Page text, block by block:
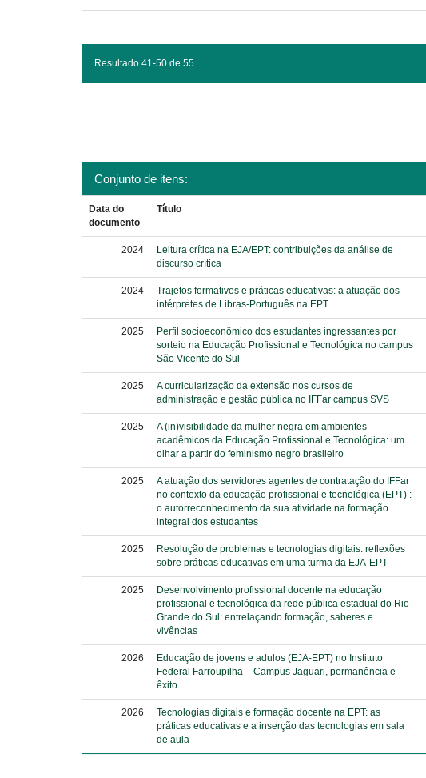
Resultado 41-50 de 55.
Conjunto de itens:
Data do
documento
Título
2024
Leitura crítica na EJA/EPT: contribuições da análise de
discurso crítica
2024
Trajetos formativos e práticas educativas: a atuação dos
intérpretes de Libras-Português na EPT
2025
Perfil socioeconômico dos estudantes ingressantes por
sorteio na Educação Profissional e Tecnológica no campus
São Vicente do Sul
2025
A curricularização da extensão nos cursos de
administração e gestão pública no IFFar campus SVS
2025
A (in)visibilidade da mulher negra em ambientes
acadêmicos da Educação Profissional e Tecnológica: um
olhar a partir do feminismo negro brasileiro
2025
A atuação dos servidores agentes de contratação do IFFar
no contexto da educação profissional e tecnológica (EPT) :
o autorreconhecimento da sua atividade na formação
integral dos estudantes
2025
Resolução de problemas e tecnologias digitais: reflexões
sobre práticas educativas em uma turma da EJA-EPT
2025
Desenvolvimento profissional docente na educação
profissional e tecnológica da rede pública estadual do Rio
Grande do Sul: entrelaçando formação, saberes e
vivências
2026
Educação de jovens e adulos (EJA-EPT) no Instituto
Federal Farroupilha – Campus Jaguari, permanência e
êxito
2026
Tecnologias digitais e formação docente na EPT: as
práticas educativas e a inserção das tecnologias em sala
de aula